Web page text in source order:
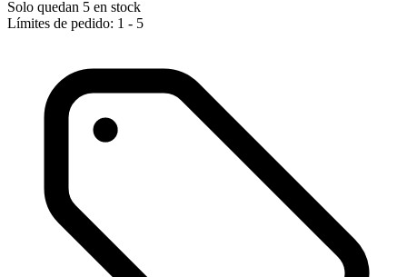
Solo quedan 5 en stock
Límites de pedido: 1 - 5